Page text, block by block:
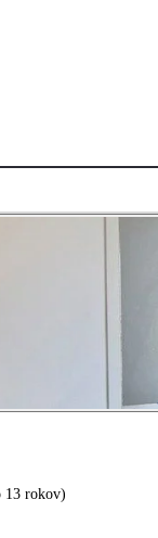
13 rokov)